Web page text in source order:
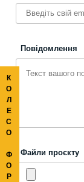
Повідомлення
Файли проєкту
К
О
Л
Е
С
О
Ф
О
Р